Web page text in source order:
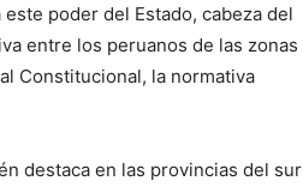
poder del Estado, cabeza del
entre los peruanos de las zonas
Constitucional, la normativa
destaca en las provincias del sur